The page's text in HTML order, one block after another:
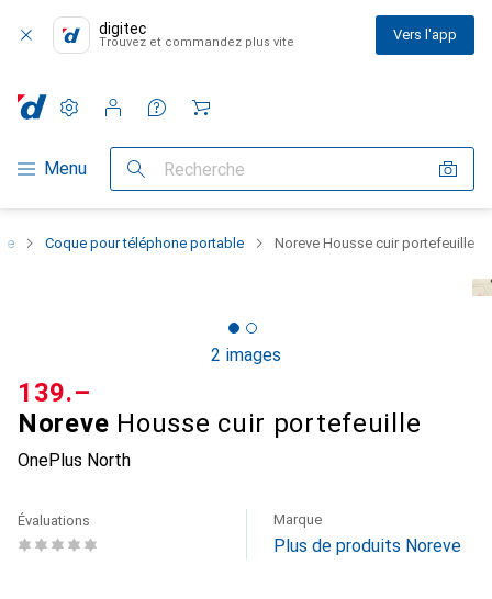
digitec
Trouvez et commandez plus vite Vers l'app
Navigation par catégorie
Menu Recherche
Paramètres
Compte client
Listes de comparaison
Listes d'envies
Panier
Coque pour téléphone portable Noreve Housse cuir portefeuille
2 images
Noreve Housse cuir portefeuille
OnePlus North
CHF
139.–
Évaluations Marque
Plus de produits Noreve